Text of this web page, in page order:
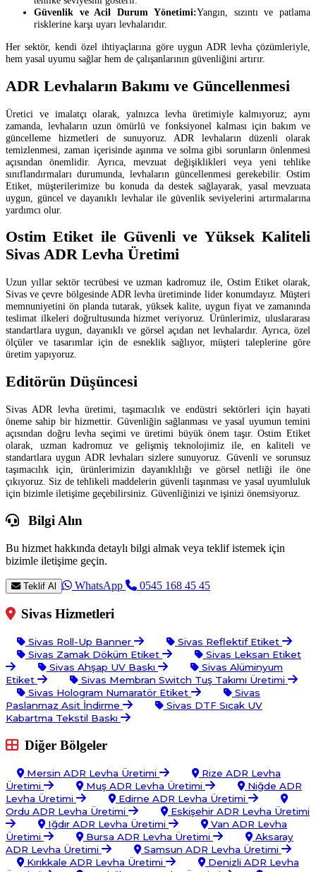
Güvenlik ve Acil Durum Yönetimi:Yangın, sızıntı ve patlama
risklerine karşı uyarı levhalarıdır.
Her sektör, kendi özel ihtiyaçlarına göre uygun ADR levha çözümleriyle,
hem yasal uyumu sağlar hem de çalışanlarının güvenliğini artırır.
ADR Levhaların Bakımı ve Güncellenmesi
Üretici ve imalatçı olarak, yalnızca levha üretimiyle kalmıyoruz; aynı
zamanda, levhaların uzun ömürlü ve fonksiyonel kalması için bakım ve
güncelleme hizmetleri de sunuyoruz. ADR levhaların düzenli olarak
temizlenmesi, zaman içerisinde aşınma ve solma gibi sorunların önlenmesi
açısından önemlidir. Ayrıca, mevzuat değişiklikleri veya yeni tehlike
sınıflandırmaları durumunda, levhaların güncellenmesi gerekebilir. Ostim
Etiket, müşterilerimize bu konuda da destek sağlayarak, yasal mevzuata
uygun, güncel ve dayanıklı levhalar ile güvenlik seviyelerini artırmalarına
yardımcı olur.
Ostim Etiket ile Güvenli ve Yüksek Kaliteli
Sivas ADR Levha Üretimi
Uzun yıllar sektör tecrübesi ve uzman kadromuz ile, Ostim Etiket olarak,
Sivas ve çevre bölgesinde ADR levha üretiminde lider konumdayız. Müşteri
memnuniyetini ön planda tutarak, yüksek kalite, uygun fiyat ve zamanında
teslimat ilkeleri doğrultusunda hizmet veriyoruz. Ürünlerimiz, uluslararası
standartlara uygun, dayanıklı ve görsel açıdan net levhalardır. Ayrıca, özel
ölçüler ve tasarımlar için de esneklik sağlıyor, müşteri taleplerine göre
üretim yapıyoruz.
Editörün Düşüncesi
Sivas ADR levha üretimi, taşımacılık ve endüstri sektörleri için hayati
öneme sahip bir hizmettir. Güvenliğin sağlanması ve yasal uyumun temini
açısından doğru levha seçimi ve üretimi büyük önem taşır. Ostim Etiket
olarak, uzman kadromuz ve gelişmiş teknolojimiz ile, en kaliteli ve
standartlara uygun ADR levhaları sizlere sunuyoruz. Güvenli ve sorunsuz
taşımacılık için, ürünlerimizin dayanıklılığı ve görsel netliği ile öne
çıkıyoruz. Siz de tehlikeli maddelerin güvenli taşınması ve yasal uyumluluk
için bizimle iletişime geçebilirsiniz. Güvenliğinizi ve işinizi önemsiyoruz.
Bilgi Alın
Bu hizmet hakkında detaylı bilgi almak veya teklif istemek için
bizimle iletişime geçin.
Teklif Al WhatsApp 0545 168 45 45
Sivas Hizmetleri
Sivas Roll-Up Banner
Sivas Reflektif Etiket
Sivas Zamak Döküm Etiket
Sivas Leksan Etiket
Sivas Ahşap UV Baskı
Sivas Alüminyum
Etiket
Sivas Membran Switch Tuş Takımı Üretimi
Sivas Hologram Numaratör Etiket
Sivas
Paslanmaz Asit İndirme
Sivas DTF Sıcak UV
Kabartma Tekstil Baskı
Diğer Bölgeler
Mersin ADR Levha Üretimi
Rize ADR Levha
Üretimi
Muş ADR Levha Üretimi
Niğde ADR
Levha Üretimi
Edirne ADR Levha Üretimi
Ordu ADR Levha Üretimi
Eskişehir ADR Levha Üretimi
Iğdır ADR Levha Üretimi
Van ADR Levha
Üretimi
Bursa ADR Levha Üretimi
Aksaray
ADR Levha Üretimi
Samsun ADR Levha Üretimi
Kırıkkale ADR Levha Üretimi
Denizli ADR Levha